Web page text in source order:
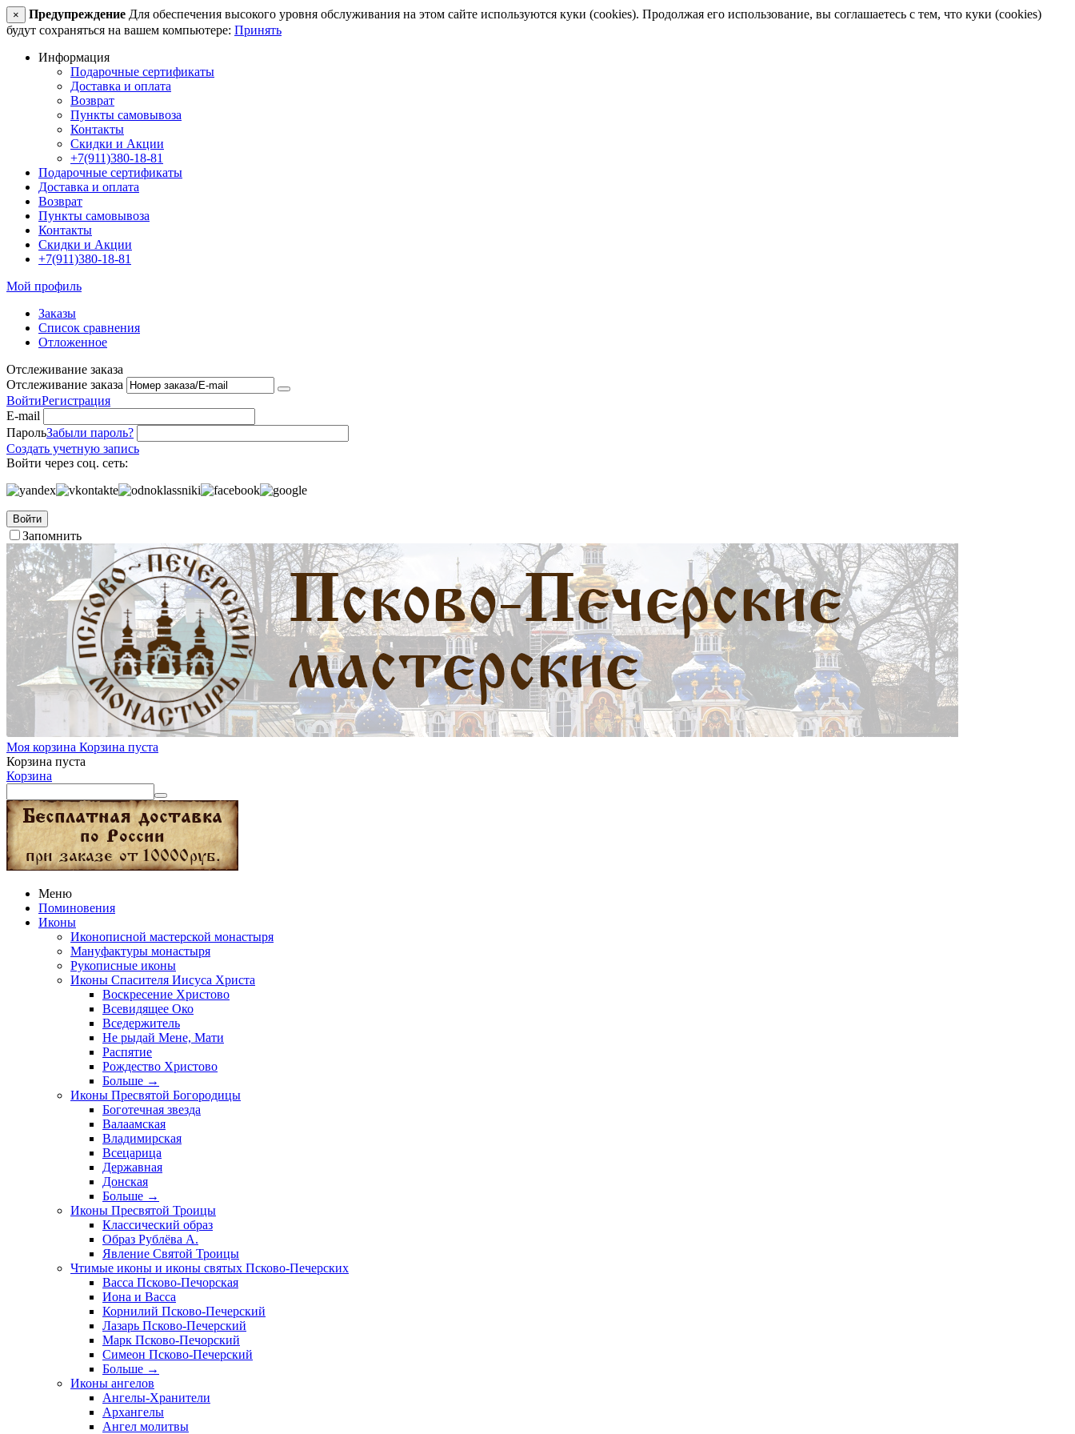
× Предупреждение Для обеспечения высокого уровня обслуживания на этом сайте используются куки (cookies). Продолжая его использование, вы соглашаетесь с тем, что куки (cookies)
будут сохраняться на вашем компьютере: Принять
Информация
Подарочные сертификаты
Доставка и оплата
Возврат
Пункты самовывоза
Контакты
Скидки и Акции
+7(911)380-18-81
Подарочные сертификаты
Доставка и оплата
Возврат
Пункты самовывоза
Контакты
Скидки и Акции
+7(911)380-18-81
Мой профиль
Заказы
Список сравнения
Отложенное
Отслеживание заказа
Отслеживание заказа
ВойтиРегистрация
E-mail
ПарольЗабыли пароль?
Создать учетную запись
Войти через соц. сеть:
Войти
Запомнить
Моя корзина Корзина пуста
Корзина пуста
Корзина
Меню
Поминовения
Иконы
Иконописной мастерской монастыря
Мануфактуры монастыря
Рукописные иконы
Иконы Спасителя Иисуса Христа
Воскресение Христово
Всевидящее Око
Вседержитель
Не рыдай Мене, Мати
Распятие
Рождество Христово
Больше →
Иконы Пресвятой Богородицы
Боготечная звезда
Валаамская
Владимирская
Всецарица
Державная
Донская
Больше →
Иконы Пресвятой Троицы
Классический образ
Образ Рублёва А.
Явление Святой Троицы
Чтимые иконы и иконы святых Псково-Печерских
Васса Псково-Печорская
Иона и Васса
Корнилий Псково-Печерский
Лазарь Псково-Печерский
Марк Псково-Печорский
Симеон Псково-Печерский
Больше →
Иконы ангелов
Ангелы-Хранители
Архангелы
Ангел молитвы